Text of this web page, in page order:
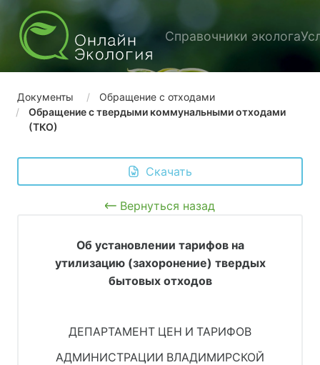
Справочники эколога
Документы
Обращение с отходами
Обращение с твердыми коммунальными отходами
(ТКО)
Скачать
Вернуться назад
Об установлении тарифов на
утилизацию (захоронение) твердых
бытовых отходов
ДЕПАРТАМЕНТ ЦЕН И ТАРИФОВ
АДМИНИСТРАЦИИ ВЛАДИМИРСКОЙ